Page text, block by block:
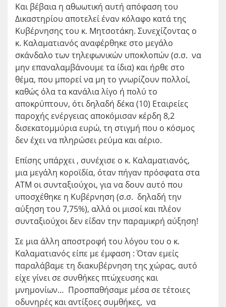
Και βέβαια η αθωωτική αυτή απόφαση του
Δικαστηρίου αποτελεί έναν κόλαφο κατά της
Κυβέρνησης του κ. Μητσοτάκη. Συνεχίζοντας ο
κ. Καλαματιανός αναφέρθηκε στο μεγάλο
σκάνδαλο των τηλεφωνικών υποκλοπών (σ.σ. να
μην επαναλαμβάνουμε τα ίδια) και ήρθε στο
θέμα, που μπορεί να μη το γνωρίζουν πολλοί,
καθώς όλα τα κανάλια λίγο ή πολύ το
αποκρύπτουν, ότι δηλαδή δέκα (10) Εταιρείες
παροχής ενέργειας αποκόμισαν κέρδη 8,2
δισεκατομμύρια ευρώ, τη στιγμή που ο κόσμος
δεν έχει να πληρώσει ρεύμα και αέριο.
Επίσης υπάρχει , συνέχισε ο κ. Καλαματιανός,
μια μεγάλη κοροϊδία, όταν πήγαν πρόσφατα στα
ΑΤΜ οι συνταξιούχοι, για να δουν αυτό που
υποσχέθηκε η Κυβέρνηση (σ.σ. δηλαδή την
αύξηση του 7,75%), αλλά οι μισοί και πλέον
συνταξιούχοι δεν είδαν την παραμικρή αύξηση!
Σε μια άλλη αποστροφή του λόγου του ο κ.
Καλαματιανός είπε με έμφαση : Όταν εμείς
παραλάβαμε τη διακυβέρνηση της χώρας, αυτό
είχε γίνει σε συνθήκες πτώχευσης και
μνημονίων… Προσπαθήσαμε μέσα σε τέτοιες
οδυνηρές και αντίξοες συμθήκες, να